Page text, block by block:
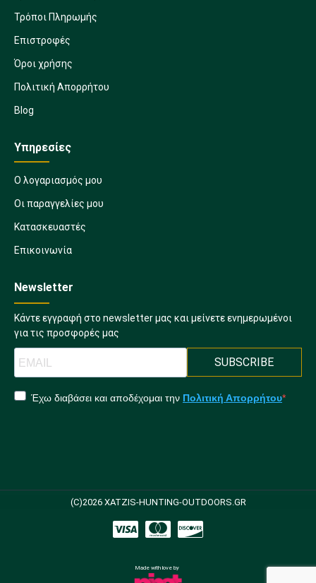
Τρόποι Πληρωμής
Επιστροφές
Όροι χρήσης
Πολιτική Απορρήτου
Blog
Υπηρεσίες
Ο λογαριασμός μου
Οι παραγγελίες μου
Κατασκευαστές
Επικοινωνία
Newsletter
Κάντε εγγραφή στο newsletter μας και μείνετε ενημερωμένοι
για τις προσφορές μας
SUBSCRIBE
Έχω διαβάσει και αποδέχομαι την Πολιτική Απορρήτου
(C)2026 XATZIS-HUNTING-OUTDOORS.GR
Made with love by